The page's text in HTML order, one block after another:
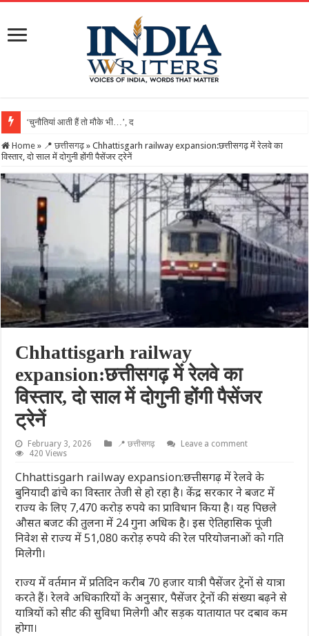
‘चुनौतियां आती हैं तो मौके भी…’, दिल्ली-IIT में मोदी बोले- ‘जिंदग
Home » 📍 छत्तीसगढ़ » Chhattisgarh railway expansion:छत्तीसगढ़ में रेलवे का
विस्तार, दो साल में दोगुनी होंगी पैसेंजर ट्रेनें
Chhattisgarh railway
expansion:छत्तीसगढ़ में रेलवे का
विस्तार, दो साल में दोगुनी होंगी पैसेंजर
ट्रेनें
February 3, 2026 📍 छत्तीसगढ़
Leave a comment
420 Views
Chhattisgarh railway expansion:छत्तीसगढ़ में रेलवे के
बुनियादी ढांचे का विस्तार तेजी से हो रहा है। केंद्र सरकार ने बजट में
राज्य के लिए 7,470 करोड़ रुपये का प्राविधान किया है। यह पिछले
औसत बजट की तुलना में 24 गुना अधिक है। इस ऐतिहासिक पूंजी
निवेश से राज्य में 51,080 करोड़ रुपये की रेल परियोजनाओं को गति
मिलेगी।
राज्य में वर्तमान में प्रतिदिन करीब 70 हजार यात्री पैसेंजर ट्रेनों से यात्रा
करते हैं। रेलवे अधिकारियों के अनुसार, पैसेंजर ट्रेनों की संख्या बढ़ने से
यात्रियों को सीट की सुविधा मिलेगी और सड़क यातायात पर दबाव कम
होगा।